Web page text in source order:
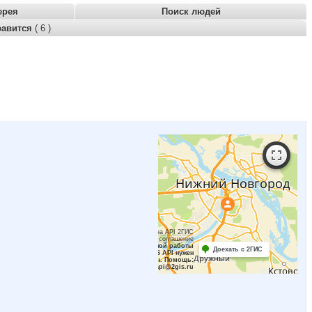
Поиск людей
( 6 )
Работает на API 2ГИС
Лицензионное соглашение
Для корректной работы
Raster JS API нужен
ключ. Помощь:
api@2gis.ru
Доехать с 2ГИС